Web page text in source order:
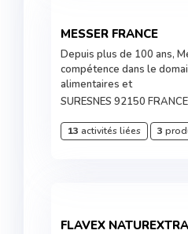
MESSER FRANCE
Depuis plus de 100 ans,
compétence dans le
alimentaires et
SURESNES 92150 FRANCE
13 activités liées 3
FLAVEX